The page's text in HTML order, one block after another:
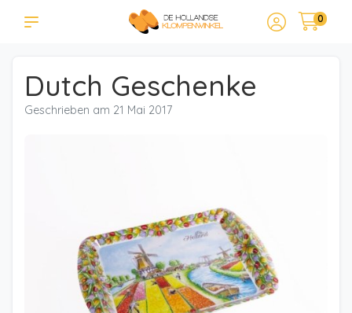
0
Dutch Geschenke
Geschrieben am 21 Mai 2017